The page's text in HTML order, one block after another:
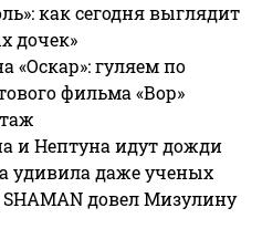
как сегодня выглядит
дочек»
«Оскар»: гуляем по
фильма «Вор»
и Нептуна идут дожди
удивила даже ученых
SHAMAN довел Мизулину